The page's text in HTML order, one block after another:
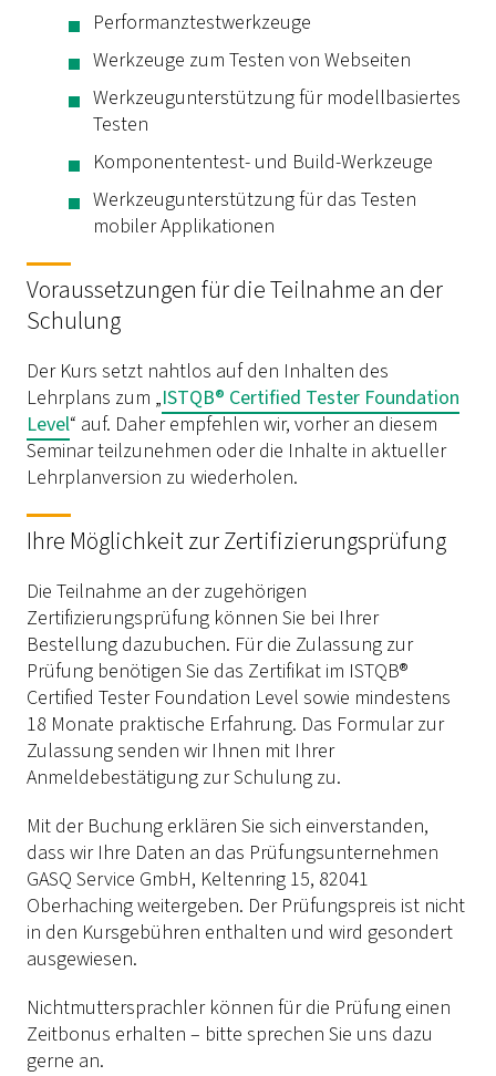
Performanztestwerkzeuge
Werkzeuge zum Testen von Webseiten
Werkzeugunterstützung für modellbasiertes
Testen
Komponententest- und Build-Werkzeuge
Werkzeugunterstützung für das Testen
mobiler Applikationen
Voraussetzungen für die Teilnahme an der
Schulung
Der Kurs setzt nahtlos auf den Inhalten des
Lehrplans zum „ISTQB® Certified Tester Foundation
Level“ auf. Daher empfehlen wir, vorher an diesem
Seminar teilzunehmen oder die Inhalte in aktueller
Lehrplanversion zu wiederholen.
Ihre Möglichkeit zur Zertifizierungsprüfung
Die Teilnahme an der zugehörigen
Zertifizierungsprüfung können Sie bei Ihrer
Bestellung dazubuchen. Für die Zulassung zur
Prüfung benötigen Sie das Zertifikat im ISTQB®
Certified Tester Foundation Level sowie mindestens
18 Monate praktische Erfahrung. Das Formular zur
Zulassung senden wir Ihnen mit Ihrer
Anmeldebestätigung zur Schulung zu.
Mit der Buchung erklären Sie sich einverstanden,
dass wir Ihre Daten an das Prüfungsunternehmen
GASQ Service GmbH, Keltenring 15, 82041
Oberhaching weitergeben. Der Prüfungspreis ist nicht
in den Kursgebühren enthalten und wird gesondert
ausgewiesen.
Nichtmuttersprachler können für die Prüfung einen
Zeitbonus erhalten – bitte sprechen Sie uns dazu
gerne an.